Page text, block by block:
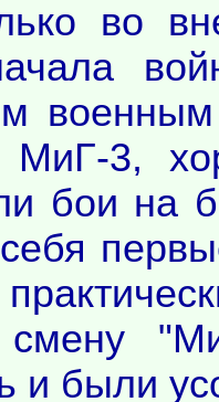
во
МиГ-3,
бои на
и были